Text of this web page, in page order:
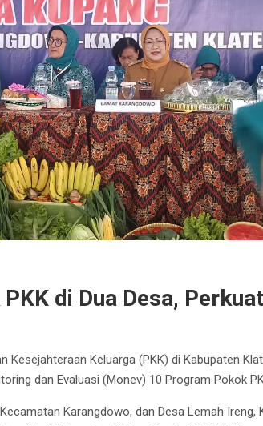
di Dua Desa,
Kesejahteraan Keluarga (PKK) di Kabupaten
dan Evaluasi (Monev) 10 Program Pokok
Karangdowo, dan Desa Lemah Ireng,